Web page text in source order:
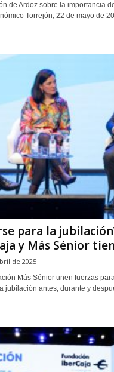
de Ardoz sobre la importancia
Torrejón, 22 de mayo de
para la
y Más Sénior
de 2025
Más Sénior unen fuerzas
jubilación antes, durante y